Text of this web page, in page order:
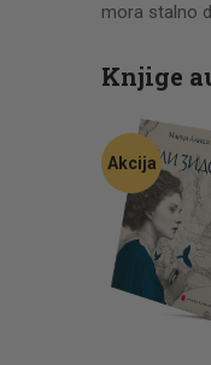
mora stalno
Knjige
Akcija